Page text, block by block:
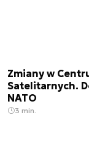
Zmiany w
Satelitarnych.
NATO
3 min.